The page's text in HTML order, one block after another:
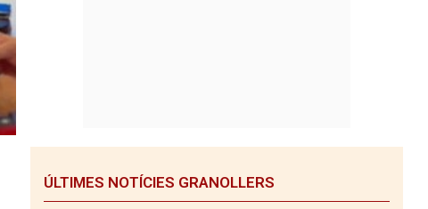
ÚLTIMES NOTÍCIES GRANOLLERS